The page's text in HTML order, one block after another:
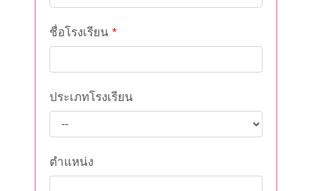
ชื่อโรงเรียน *
ประเภทโรงเรียน
ตำแหน่ง